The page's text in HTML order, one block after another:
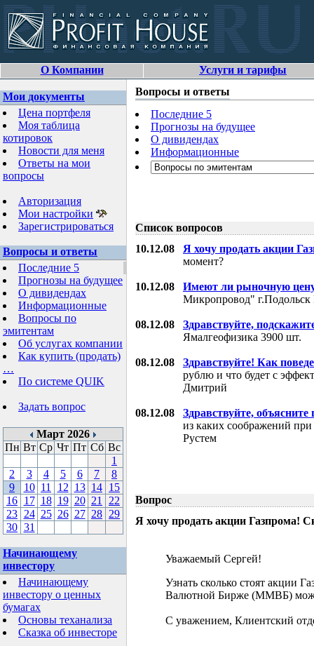
О Компании Услуги и тарифы
Мои документы
Цена портфеля
Моя таблица
котировок
Новости для меня
Ответы на мои
вопросы
Авторизация
Мои настройки
Зарегистрироваться
Вопросы и ответы
Последние 5
Прогнозы на будущее
О дивидендах
Информационные
Вопросы по
эмитентам
Об услугах компании
Как купить (продать)
…
По системе QUIK
Задать вопрос
Март 2026
Пн Вт Ср Чт Пт Сб Вс
1
2
3 4 5 6 7
8
9
10 11 12 13 14 15
16 17 18 19 20 21
22
23 24 25 26 27 28 29
30 31
Начинающему
инвестору
Начинающему
инвестору о ценных
бумагах
Основы теханализа
Сказка об инвесторе
Вопросы и ответы
Последние 5
Прогнозы на будущее
О дивидендах
Информационные
Список вопросов
10.12.08 Я хочу продать акции
момент?
10.12.08
Имеют ли рыночную
Микропровод"
08.12.08
Здравствуйте,
Ямалгеофизика 3900 шт.
08.12.08
Здравствуйте! Как
рублю и что будет с
Дмитрий
08.12.08
Здравствуйте, объясните
из каких соображений
Рустем
Вопрос
Я хочу продать акции Газпрома!
Уважаемый Сергей!
Узнать сколько стоят акции
Валютной Бирже (ММВБ)
С уважением, Клиентский